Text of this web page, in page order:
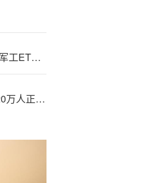
中;字!头大权重领跌，国防军工ETF（512810）跌逾1%溢价频现！机构：当前国防军工板块配置价值凸显
招<人>！招人！郑州已有20万人正在赶工生产iPhone17，影视飓风老板给全体员工发17ProMax：花费或超100万元